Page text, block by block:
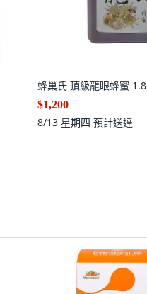
蜂巢氏 頂級龍眼蜂蜜
$1,200
8/13 星期四 預計送達